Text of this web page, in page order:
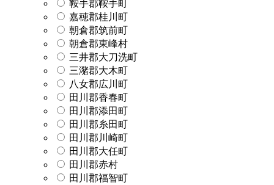
鞍手郡鞍手町
嘉穂郡桂川町
朝倉郡筑前町
朝倉郡東峰村
三井郡大刀洗町
三潴郡大木町
八女郡広川町
田川郡香春町
田川郡添田町
田川郡糸田町
田川郡川崎町
田川郡大任町
田川郡赤村
田川郡福智町